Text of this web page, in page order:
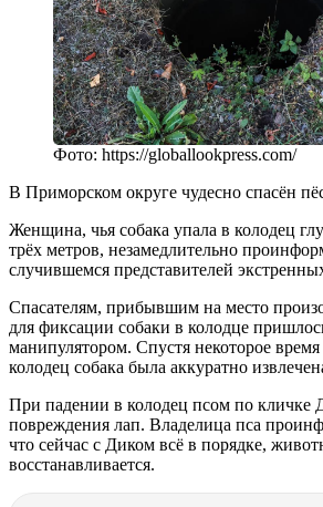
Фото: https://globallookpress.com/
В Приморском округе чудесно спасён
Женщина, чья собака упала в колодец
трёх метров, незамедлительно
случившемся представителей
Спасателям, прибывшим на место
для фиксации собаки в колодце
манипулятором. Спустя некоторое
колодец собака была аккуратно
При падении в колодец псом по кличке
повреждения лап. Владелица пса
что сейчас с Диком всё в порядке,
восстанавливается.